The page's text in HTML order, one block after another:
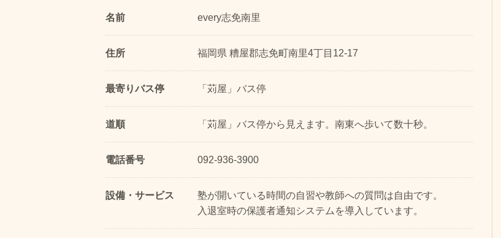
名前 every志免南里
住所 福岡県 糟屋郡志免町南里4丁目12-17
最寄りバス停 「苅屋」バス停
道順 「苅屋」バス停から見えます。南東へ歩いて数十秒。
電話番号 092-936-3900
設備・サービス
塾が開いている時間の自習や教師への質問は自由です。
入退室時の保護者通知システムを導入しています。